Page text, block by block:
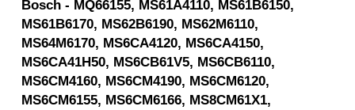
Bosch - MQ66155, MS61A4110, MS61B6150,
MS61B6170, MS62B6190, MS62M6110,
MS64M6170, MS6CA4120, MS6CA4150,
MS6CA41H50, MS6CB61V5, MS6CB6110,
MS6CM4160, MS6CM4190, MS6CM6120,
MS6CM6155, MS6CM6166, MS8CM61X1,